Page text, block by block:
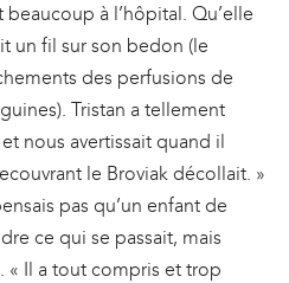
à l’hôpital. Qu’elle
un fil sur son bedon (le
des perfusions de
Tristan a tellement
nous avertissait quand il
le Broviak décollait. »
pas qu’un enfant de
ce qui se passait, mais
« Il a tout compris et trop